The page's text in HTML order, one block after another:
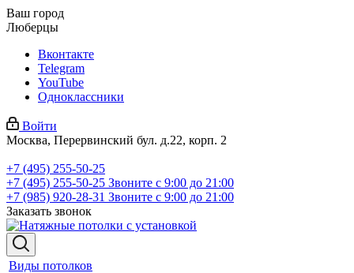
Ваш город
Люберцы
Вконтакте
Telegram
YouTube
Одноклассники
Войти
Москва, Перервинский бул. д.22, корп. 2
+7 (495) 255-50-25
+7 (495) 255-50-25 Звоните с 9:00 до 21:00
+7 (985) 920-28-31 Звоните с 9:00 до 21:00
Заказать звонок
Виды потолков